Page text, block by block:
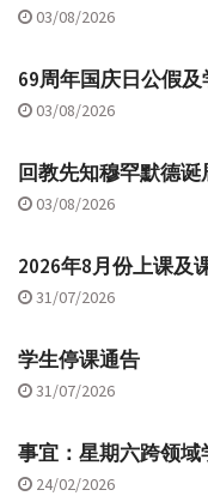
03/08/2026
69周年国庆日公假
03/08/2026
回教先知穆罕默德诞
03/08/2026
2026年8月份上课及
31/07/2026
学生停课通告
31/07/2026
事宜：星期六跨领域
24/02/2026